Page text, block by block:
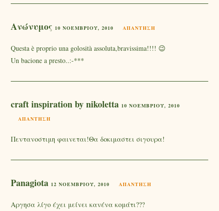
Ανώνυμος 10 ΝΟΕΜΒΡΊΟΥ, 2010 ΑΠΆΝΤΗΣΗ
Questa è proprio una golosità assoluta,bravissima!!!! 😉
Un bacione a presto..:-***
craft inspiration by nikoletta 10 ΝΟΕΜΒΡΊΟΥ, 2010
ΑΠΆΝΤΗΣΗ
Πεντανοστιμη φαινεται!Θα δοκιμαστει σιγουρα!
Panagiota 12 ΝΟΕΜΒΡΊΟΥ, 2010 ΑΠΆΝΤΗΣΗ
Aργησα λίγο έχει μείνει κανένα κομάτι???